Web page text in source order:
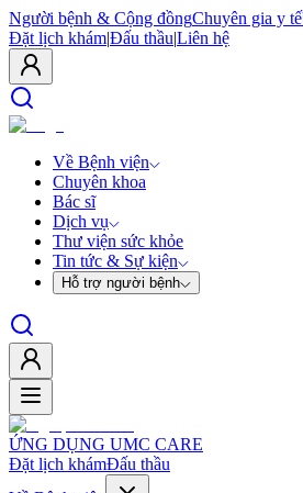
Người bệnh & Cộng đồngChuyên gia y tế
Đặt lịch khám|Đấu thầu|Liên hệ
Về Bệnh viện
Chuyên khoa
Bác sĩ
Dịch vụ
Thư viện sức khỏe
Tin tức & Sự kiện
Hỗ trợ người bệnh
ỨNG DỤNG UMC CARE
Đặt lịch khámĐấu thầu